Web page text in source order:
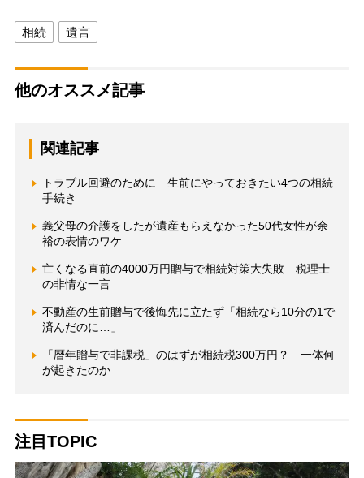
相続 遺言
他のオススメ記事
関連記事
トラブル回避のために 生前にやっておきたい4つの相続
手続き
義父母の介護をしたが遺産もらえなかった50代女性が余
裕の表情のワケ
亡くなる直前の4000万円贈与で相続対策大失敗 税理士
の非情な一言
不動産の生前贈与で後悔先に立たず「相続なら10分の1で
済んだのに…」
「暦年贈与で非課税」のはずが相続税300万円？ 一体何
が起きたのか
注目TOPIC